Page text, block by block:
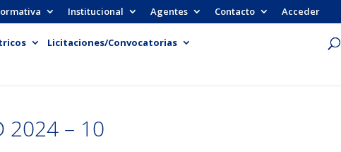
Institucional Agentes Contacto Acceder
Licitaciones/Convocatorias
2024 – 10